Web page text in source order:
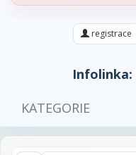
registrace
Infolinka:
KATEGORIE